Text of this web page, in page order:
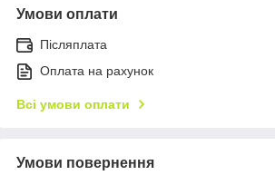
Умови оплати
Післяплата
Оплата на рахунок
Всі умови оплати
Умови повернення